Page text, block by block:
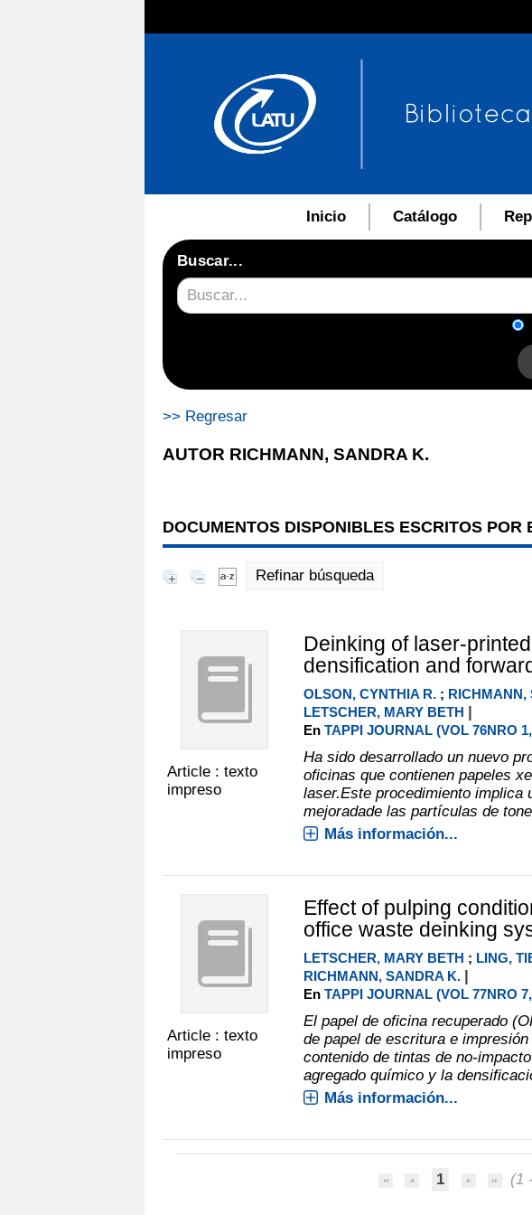
Inicio Catálogo
Buscar...
>> Regresar
AUTOR RICHMANN, SANDRA K.
DOCUMENTOS DISPONIBLES ESCRITOS POR
Refinar búsqueda
Article : texto
impreso
Deinking of laser-
densification and
OLSON, CYNTHIA R.; RICHMANN,
LETSCHER, MARY BETH |
En TAPPI JOURNAL (VOL 76NRO
Ha sido desarrollado un nuevo
oficinas que contienen papeles
laser.Este procedimiento implica
mejoradade las partículas de
Más información...
Article : texto
impreso
Effect of pulping
office waste deinking
LETSCHER, MARY BETH ; LING,
RICHMANN, SANDRA K. |
En TAPPI JOURNAL (VOL 77NRO
El papel de oficina recuperado
de papel de escritura e
contenido de tintas de no-
agregado químico y la
Más información...
1 (1